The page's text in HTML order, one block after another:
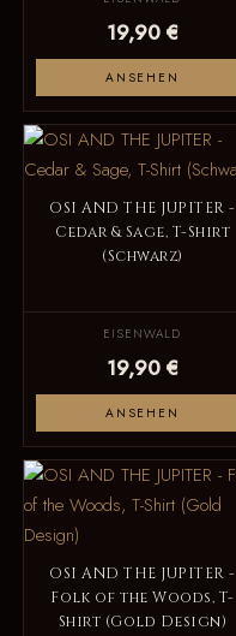
19,90 €
ANSEHEN
OSI AND THE JUPITER -
Cedar & Sage, T-Shirt
(Schwarz)
EISENWALD
19,90 €
ANSEHEN
OSI AND THE JUPITER -
Folk of the Woods, T-
Shirt (Gold Design)